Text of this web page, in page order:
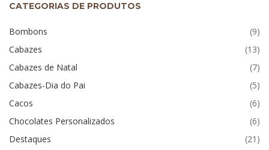
CATEGORIAS DE PRODUTOS
Bombons
(9)
Cabazes
(13)
Cabazes de Natal
(7)
Cabazes-Dia do Pai
(5)
Cacos
(6)
Chocolates Personalizados
(6)
Destaques
(21)